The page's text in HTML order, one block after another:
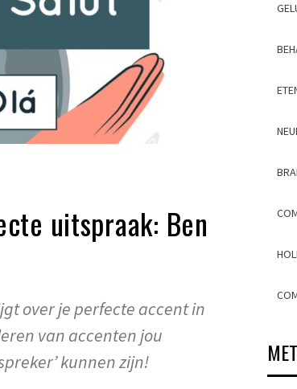
uitspraak: Ben
over je perfecte accent in
van accenten jou
kunnen zijn!